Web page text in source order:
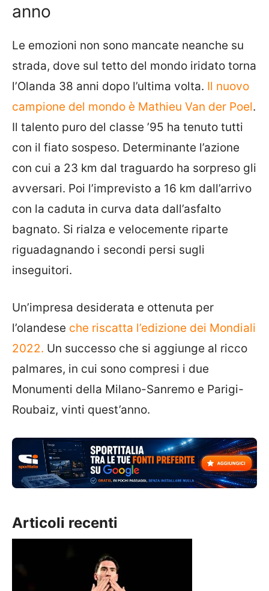
anno
Le emozioni non sono mancate neanche su
strada, dove sul tetto del mondo iridato torna
l’Olanda 38 anni dopo l’ultima volta. Il nuovo
campione del mondo è Mathieu Van der Poel.
Il talento puro del classe ’95 ha tenuto tutti
con il fiato sospeso. Determinante l’azione
con cui a 23 km dal traguardo ha sorpreso gli
avversari. Poi l’imprevisto a 16 km dall’arrivo
con la caduta in curva data dall’asfalto
bagnato. Si rialza e velocemente riparte
riguadagnando i secondi persi sugli
inseguitori.
Un’impresa desiderata e ottenuta per
l’olandese che riscatta l’edizione dei Mondiali
2022. Un successo che si aggiunge al ricco
palmares, in cui sono compresi i due
Monumenti della Milano-Sanremo e Parigi-
Roubaiz, vinti quest’anno.
Articoli recenti